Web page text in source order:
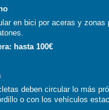
en bici por aceras y
hasta 100€
deben circular lo más
o con los vehículos